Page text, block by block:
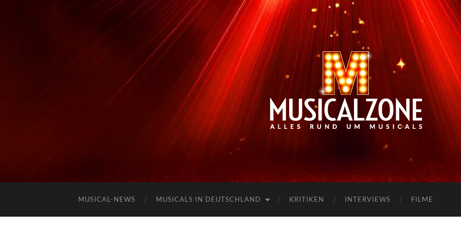
MUSICAL-NEWS MUSICALS IN DEUTSCHLAND KRITIKEN INTERVIEWS FILME